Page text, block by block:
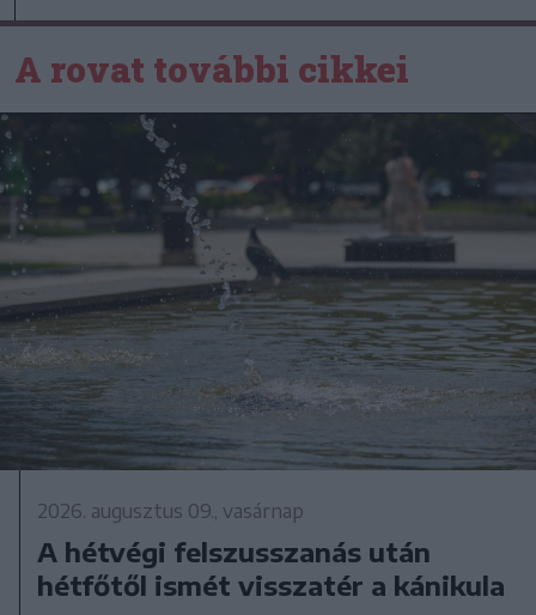
A rovat további cikkei
2026. augusztus 09., vasárnap
A hétvégi felszusszanás után
hétfőtől ismét visszatér a kánikula